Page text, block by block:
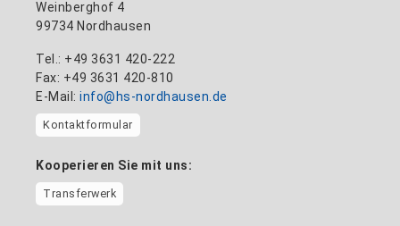
Weinberghof 4
99734 Nordhausen
Tel.: +49 3631 420-222
Fax: +49 3631 420-810
E-Mail: info@hs-nordhausen.de
Kontaktformular
Kooperieren Sie mit uns:
Transferwerk